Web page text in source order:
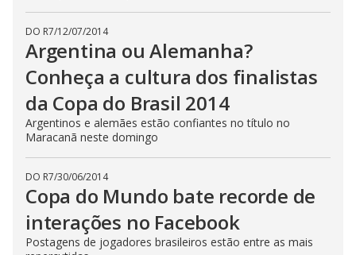
DO R7/12/07/2014
Argentina ou Alemanha?
Conheça a cultura dos finalistas
da Copa do Brasil 2014
Argentinos e alemães estão confiantes no título no
Maracanã neste domingo
DO R7/30/06/2014
Copa do Mundo bate recorde de
interações no Facebook
Postagens de jogadores brasileiros estão entre as mais